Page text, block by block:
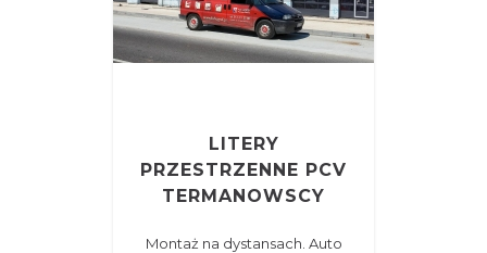
LITERY
PRZESTRZENNE PCV
TERMANOWSCY
Montaż na dystansach. Auto